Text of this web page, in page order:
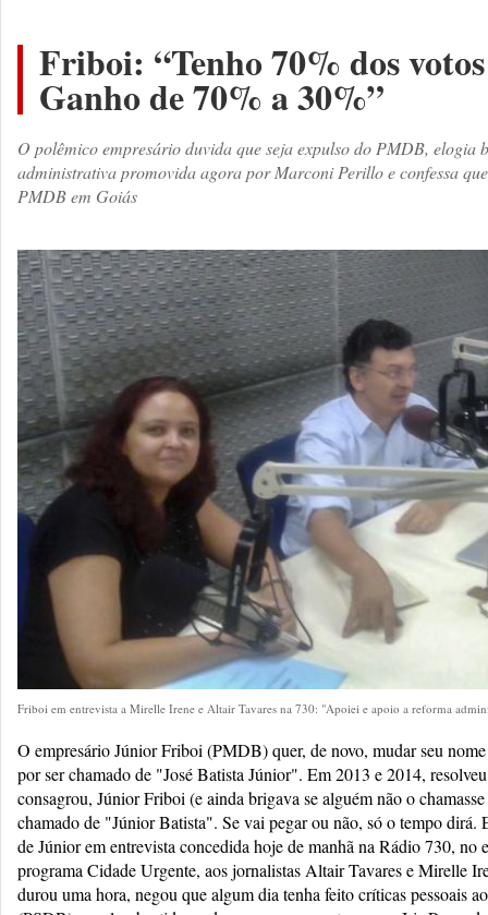
Friboi: “Tenho 70% dos
Ganho de 70% a 30%”
O polêmico empresário duvida que seja expulso do PMDB, elogia
administrativa promovida agora por Marconi Perillo e confessa
PMDB em Goiás
Friboi em entrevista a Mirelle Irene e Altair Tavares na 730: "Apoiei e apoio a reforma
O empresário Júnior Friboi (PMDB) quer, de novo, mudar seu
por ser chamado de "José Batista Júnior". Em 2013 e 2014,
consagrou, Júnior Friboi (e ainda brigava se alguém não o
chamado de "Júnior Batista". Se vai pegar ou não, só o tempo dirá.
de Júnior em entrevista concedida hoje de manhã na Rádio 730, no
programa Cidade Urgente, aos jornalistas Altair Tavares e Mirelle
durou uma hora, negou que algum dia tenha feito críticas pessoais